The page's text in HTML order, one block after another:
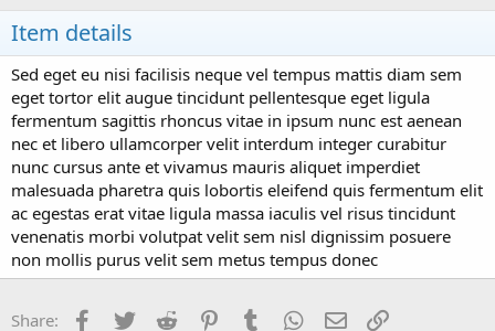
Item details
Sed eget eu nisi facilisis neque vel tempus mattis diam sem
eget tortor elit augue tincidunt pellentesque eget ligula
fermentum sagittis rhoncus vitae in ipsum nunc est aenean
nec et libero ullamcorper velit interdum integer curabitur
nunc cursus ante et vivamus mauris aliquet imperdiet
malesuada pharetra quis lobortis eleifend quis fermentum elit
ac egestas erat vitae ligula massa iaculis vel risus tincidunt
venenatis morbi volutpat velit sem nisl dignissim posuere
non mollis purus velit sem metus tempus donec
Share: Facebook
Twitter Reddit PinterestTumblr WhatsApp
Email